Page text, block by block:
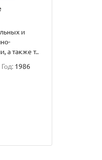
и
а также т..
Год: 1986